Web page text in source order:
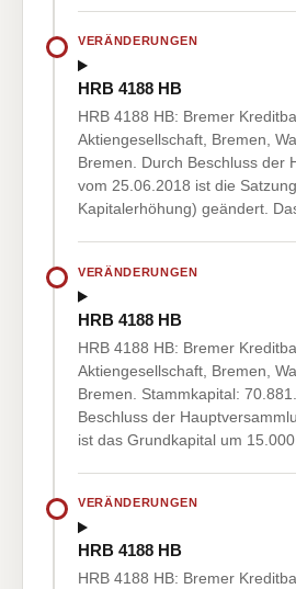
VERÄNDERUNGEN
HRB 4188 HB
HRB 4188 HB: Bremer
Aktiengesellschaft, Bremen,
Bremen. Durch Beschluss der
vom 25.06.2018 ist die
Kapitalerhöhung) geändert.
VERÄNDERUNGEN
HRB 4188 HB
HRB 4188 HB: Bremer
Aktiengesellschaft, Bremen,
Bremen. Stammkapital:
Beschluss der
ist das Grundkapital um
VERÄNDERUNGEN
HRB 4188 HB
HRB 4188 HB: Bremer